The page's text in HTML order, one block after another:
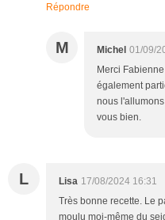
Répondre
M Michel 01/09/
Merci
également
nous
vous bien.
L Lisa 17/08/2024 16:31
Très bonne recette. Le
moulu moi-même du